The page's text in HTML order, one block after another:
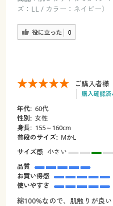
ズ：LL / カラー：ネイビー）
役に立った 0
ご購入者様
購入確認済
年代: 60代
性別: 女性
身長: 155～160cm
普段のサイズ: MかL
サイズ感 小さい
品質
お買い得感
使いやすさ
綿100%なので、肌触りが良い